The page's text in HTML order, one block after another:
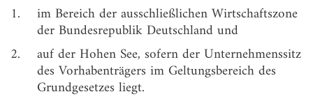
§ 3
Bearbeitungsreihenfolge
Planfeststellungsverfahren
§ 5
Planfeststellungsbeschluss, Plangenehmigung
Genehmigung
1.
im Bereich der ausschließlichen Wirtschaftszone
der Bundesrepublik Deutschland und
2.
auf der Hohen See, sofern der Unternehmenssitz
des Vorhabenträgers im Geltungsbereich des
Grundgesetzes liegt.